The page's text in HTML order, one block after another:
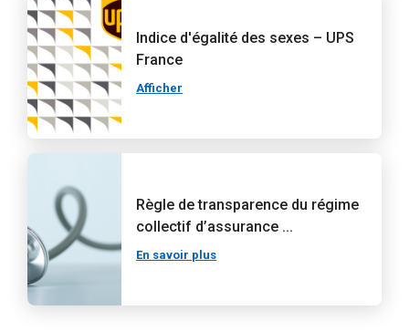
Indice d'égalité des sexes – UPS
France
Afficher
Règle de transparence du régime
collectif d’assurance ...
En savoir plus